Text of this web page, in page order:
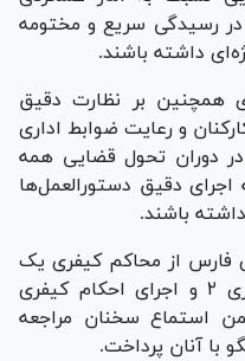
رسیدگی سریع و مختومه
داشته باشند.
همچنین بر نظارت دقیق
و رعایت ضوابط اداری
دوران تحول قضایی همه
دقیق دستورالعمل‌ها
باشند.
از محاکم کیفری یک
استان، مجموعه دادگاه‌های کیفری ۲ و اجرای احکام کیفری
استماع سخنان مراجعه
با آنان پرداخت.